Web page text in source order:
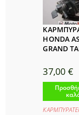
HONDA
GRAND
37,00€